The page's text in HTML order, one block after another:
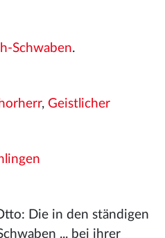
Schwaben.
, Geistlicher
Die in den ständigen
... bei ihrer